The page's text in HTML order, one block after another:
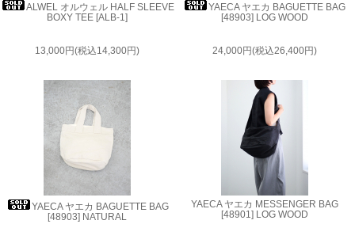
ALWEL オルウェル HALF SLEEVE
BOXY TEE [ALB-1]
13,000円(税込14,300円)
YAECA ヤエカ BAGUETTE BAG
[48903] LOG WOOD
24,000円(税込26,400円)
YAECA ヤエカ BAGUETTE BAG
[48903] NATURAL
YAECA ヤエカ MESSENGER BAG
[48901] LOG WOOD